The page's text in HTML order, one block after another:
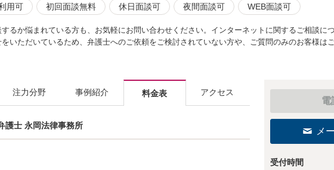
用可 初回面談無料 休日面談可 夜間面談可 WEB面談可
るか悩まれている方も、お気軽にお問い合わせください。インターネットに関するご相談に
いただいているため、弁護士へのご依頼をご検討されていない方や、ご質問のみのお客様は
注力分野 事例紹介 料金表 アクセス
護士 永岡法律事務所
電
メ
受付時間